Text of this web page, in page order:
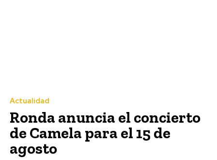
Actualidad
Ronda anuncia el concierto
de Camela para el 15 de
agosto